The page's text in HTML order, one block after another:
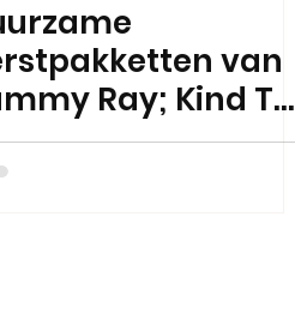
van
Ray; Kind To
Planet